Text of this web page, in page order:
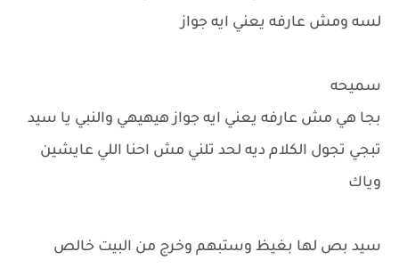
لسه ومش عارفه يعني ايه جواز
سميحه
بجا هي مش عارفه يعني ايه جواز هيهيهي والنبي يا سيد
تبجي تجول الكلام ديه لحد تلني مش احنا اللي عايشين
وياك
سيد بص لها بغيظ وستبهم وخرج من البيت خالص